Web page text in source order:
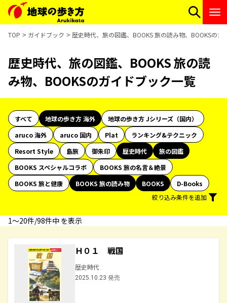
TOP ガイドブック 歴史時代、旅の図鑑、BOOKS 旅の読み物、BOOKSのガ
歴史時代、旅の図鑑、BOOKS 旅の読
み物、BOOKSのガイドブック一覧
すべて 地球の歩き方 海外
地球の歩き方 Jシリーズ（国内）
aruco 海外
aruco 国内 Plat
ランキング&テクニック
Resort Style
島旅 御朱印 歴史時代
旅の図鑑
BOOKS スペシャルコラボ
BOOKS 旅の名言＆絶景
BOOKS 旅と健康
BOOKS 旅の読み物 BOOKS
D-Books
絞り込み条件を追加
1〜20件/98件中 を表示
Ｈ０１ 戦国
歴史時代
2025.10.23 発売